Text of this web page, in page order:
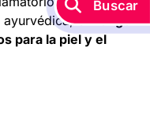
ayurvédica, elhongo
para la piel y el
Buscar